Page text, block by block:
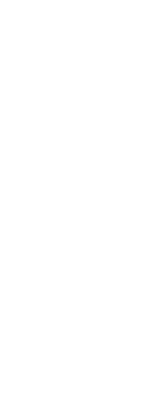
Fenster)
neues Fenster)